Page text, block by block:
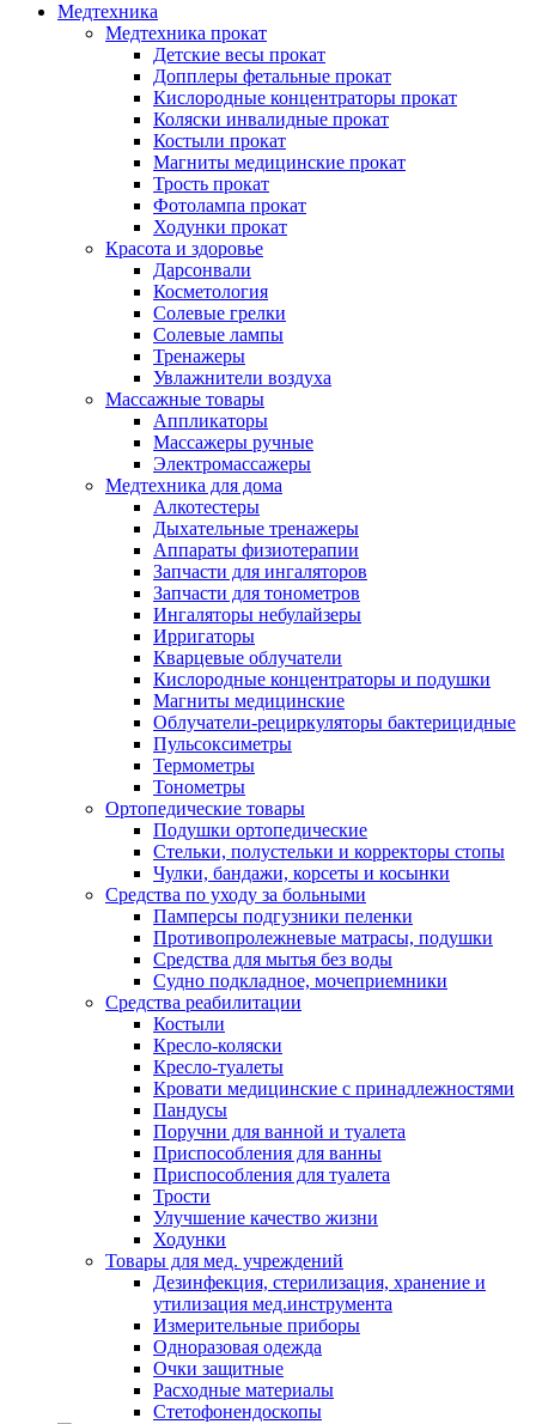
Медтехника
Медтехника прокат
Детские весы прокат
Допплеры фетальные прокат
Кислородные концентраторы прокат
Коляски инвалидные прокат
Костыли прокат
Магниты медицинские прокат
Трость прокат
Фотолампа прокат
Ходунки прокат
Красота и здоровье
Дарсонвали
Косметология
Солевые грелки
Солевые лампы
Тренажеры
Увлажнители воздуха
Массажные товары
Аппликаторы
Массажеры ручные
Электромассажеры
Медтехника для дома
Алкотестеры
Дыхательные тренажеры
Аппараты физиотерапии
Запчасти для ингаляторов
Запчасти для тонометров
Ингаляторы небулайзеры
Ирригаторы
Кварцевые облучатели
Кислородные концентраторы и подушки
Магниты медицинские
Облучатели-рециркуляторы бактерицидные
Пульсоксиметры
Термометры
Тонометры
Ортопедические товары
Подушки ортопедические
Стельки, полустельки и корректоры стопы
Чулки, бандажи, корсеты и косынки
Средства по уходу за больными
Памперсы подгузники пеленки
Противопролежневые матрасы, подушки
Средства для мытья без воды
Судно подкладное, мочеприемники
Средства реабилитации
Костыли
Кресло-коляски
Кресло-туалеты
Кровати медицинские с принадлежностями
Пандусы
Поручни для ванной и туалета
Приспособления для ванны
Приспособления для туалета
Трости
Улучшение качество жизни
Ходунки
Товары для мед. учреждений
Дезинфекция, стерилизация, хранение и
утилизация мед.инструмента
Измерительные приборы
Одноразовая одежда
Очки защитные
Расходные материалы
Стетофонендоскопы